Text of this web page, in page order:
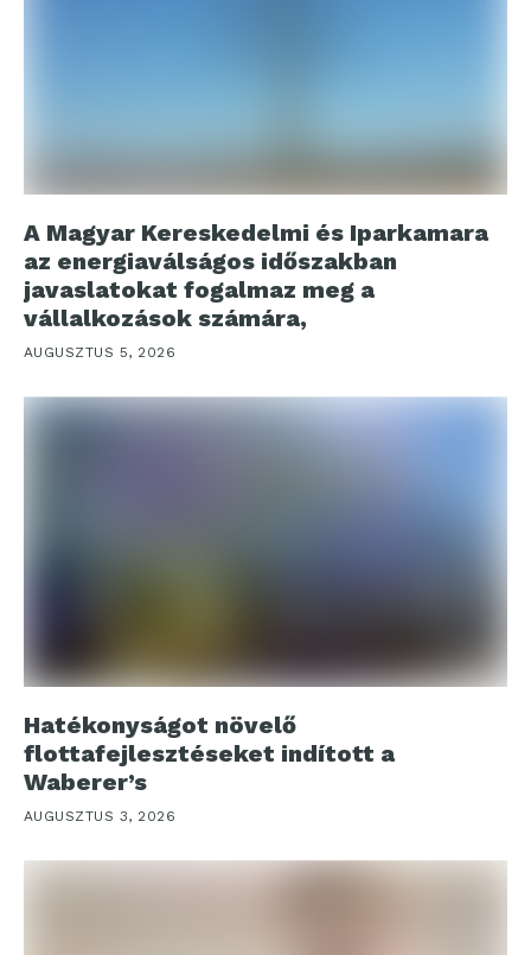
A Magyar Kereskedelmi és Iparkamara
az energiaválságos időszakban
javaslatokat fogalmaz meg a
vállalkozások számára,
AUGUSZTUS 5, 2026
Hatékonyságot növelő
flottafejlesztéseket indított a
Waberer’s
AUGUSZTUS 3, 2026